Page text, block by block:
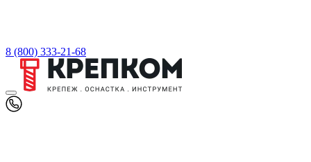
8 (800) 333-21-68